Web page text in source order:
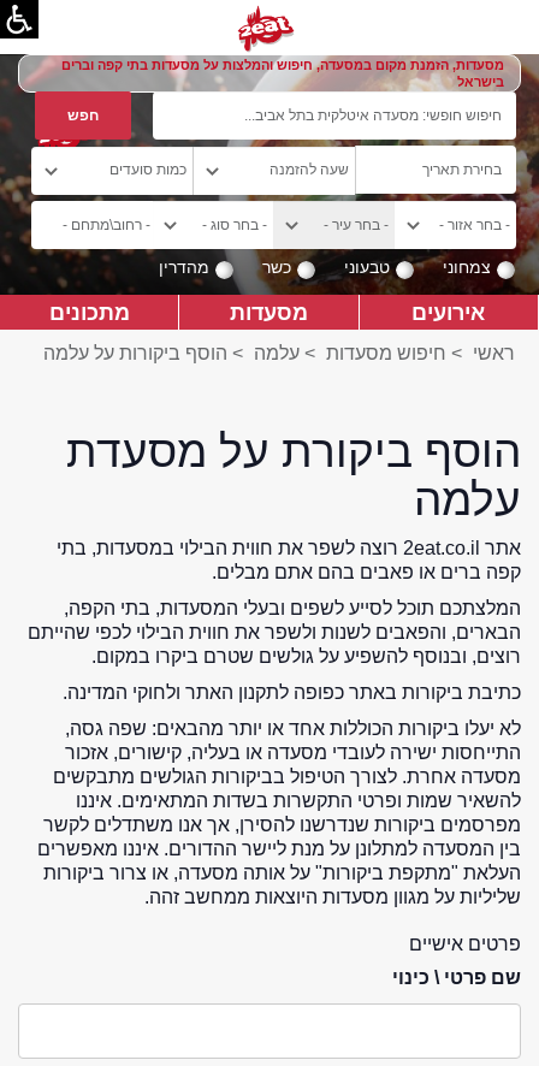
מסעדות, הזמנת מקום במסעדה, חיפוש והמלצות על מסעדות בתי קפה וברים
בישראל
צמחוני טבעוני כשר מהדרין
אירועים מסעדות מתכונים
ראשי > חיפוש מסעדות > עלמה > הוסף ביקורות על עלמה
הוסף ביקורת על מסעדת
עלמה
אתר 2eat.co.il רוצה לשפר את חווית הבילוי במסעדות, בתי
קפה ברים או פאבים בהם אתם מבלים.
המלצתכם תוכל לסייע לשפים ובעלי המסעדות, בתי הקפה,
הבארים, והפאבים לשנות ולשפר את חווית הבילוי לכפי שהייתם
רוצים, ובנוסף להשפיע על גולשים שטרם ביקרו במקום.
כתיבת ביקורות באתר כפופה לתקנון האתר ולחוקי המדינה.
לא יעלו ביקורות הכוללות אחד או יותר מהבאים: שפה גסה,
התייחסות ישירה לעובדי מסעדה או בעליה, קישורים, אזכור
מסעדה אחרת. לצורך הטיפול בביקורות הגולשים מתבקשים
להשאיר שמות ופרטי התקשרות בשדות המתאימים. איננו
מפרסמים ביקורות שנדרשנו להסירן, אך אנו משתדלים לקשר
בין המסעדה למתלונן על מנת ליישר ההדורים. איננו מאפשרים
העלאת "מתקפת ביקורות" על אותה מסעדה, או צרור ביקורות
שליליות על מגוון מסעדות היוצאות ממחשב זהה.
פרטים אישיים
שם פרטי \ כינוי